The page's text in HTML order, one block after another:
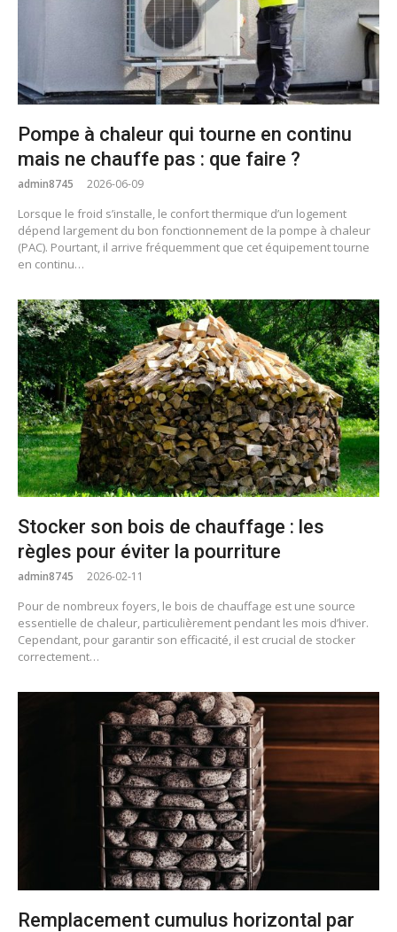
Pompe à chaleur qui tourne en continu
mais ne chauffe pas : que faire ?
admin8745 2026-06-09
Lorsque le froid s’installe, le confort thermique d’un logement
dépend largement du bon fonctionnement de la pompe à chaleur
(PAC). Pourtant, il arrive fréquemment que cet équipement tourne
en continu…
Stocker son bois de chauffage : les
règles pour éviter la pourriture
admin8745 2026-02-11
Pour de nombreux foyers, le bois de chauffage est une source
essentielle de chaleur, particulièrement pendant les mois d’hiver.
Cependant, pour garantir son efficacité, il est crucial de stocker
correctement…
Remplacement cumulus horizontal par